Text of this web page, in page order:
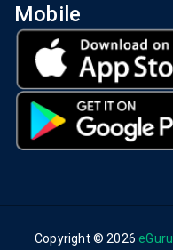
Mobile
Copyright © 2026eGuru